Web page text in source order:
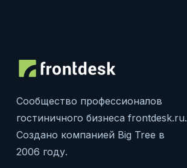
Сообщество профессионалов
гостиничного бизнеса frontdesk.ru.
Создано компанией Big Tree в
2006 году.